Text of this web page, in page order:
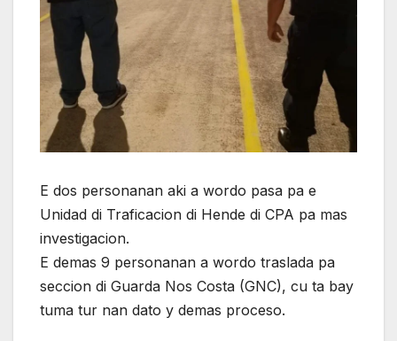
E dos personanan aki a wordo pasa pa e
Unidad di Traficacion di Hende di CPA pa mas
investigacion.
E demas 9 personanan a wordo traslada pa
seccion di Guarda Nos Costa (GNC), cu ta bay
tuma tur nan dato y demas proceso.